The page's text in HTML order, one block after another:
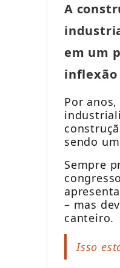
A
em um
inflexão
Por anos,
sendo
Sempre
– mas
canteiro.
Isso